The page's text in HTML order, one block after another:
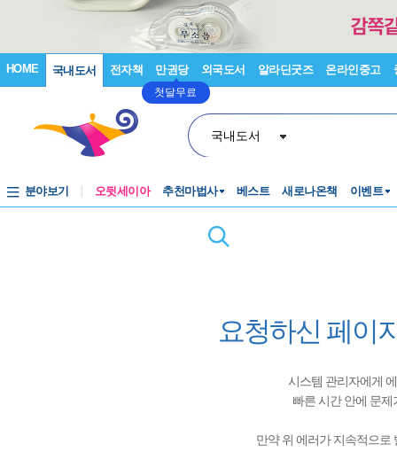
HOME 국내도서 전자책 만권당
첫달무료
외국도서 알라딘굿즈 온라인중고
국내도서
분야보기 오뒷세이아 추천마법사 베스트 새로나온책 이벤트
요청하신 페이
시스템 관리자에게
빠른 시간 안에 문
만약 위 에러가 지속적으로